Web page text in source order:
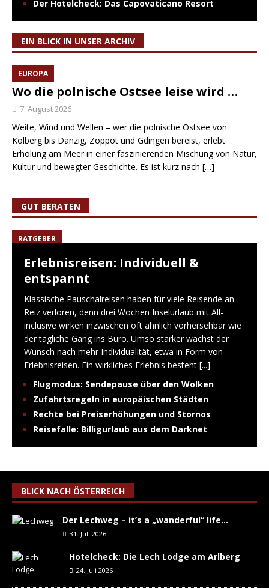
Der Hotelcheck: Das Capovaticano Resort
EIN BLICK IN UNSER ARCHIV
EUROPA
Wo die polnische Ostsee leise wird …
7. August 2026
Weite, Wind und Wellen – wer die polnische Ostsee von
Kolberg bis Danzig, Zoppot und Gdingen bereist, erlebt
Erholung am Meer in einer faszinierenden Mischung von Natur,
Kultur und bewegter Geschichte. Es ist kurz nach […]
GUT BERATEN
RATGEBER
Erlebnisreisen: Individuell &
entspannt
Klassische Pauschalreisen haben für viele Reisende an
Reiz verloren, denn drei Wochen Inselurlaub mit All-
inclusive wirken inzwischen oft ähnlich vorhersehbar wie
der tägliche Gang ins Büro. Umso stärker wächst der
Wunsch nach mehr Individualität, etwa in Form von
Erlebnisreisen. Ein wirkliches Erlebnis besteht [...]
Flugmodus: Sendepause über den Wolken
Zufahrtsregeln in europäischen Städten
Rechte bei Preiserhöhungen und Stornos
Reisefalle: Billigurlaub aus dem Darknet
BLICK NACH ÖSTERREICH
Der Lechweg – it’s a „wanderful“ life…
31. Juli 2026
Hotelcheck: Die Lech Lodge am Arlberg
24. Juli 2026